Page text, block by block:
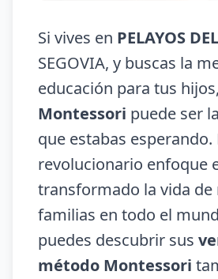
Si vives en PELAYOS
SEGOVIA, y buscas la
educación para tus
Montessori puede ser
que estabas esperando.
revolucionario enfoque
transformado la vida de
familias en todo el
puedes descubrir sus
método Montessori